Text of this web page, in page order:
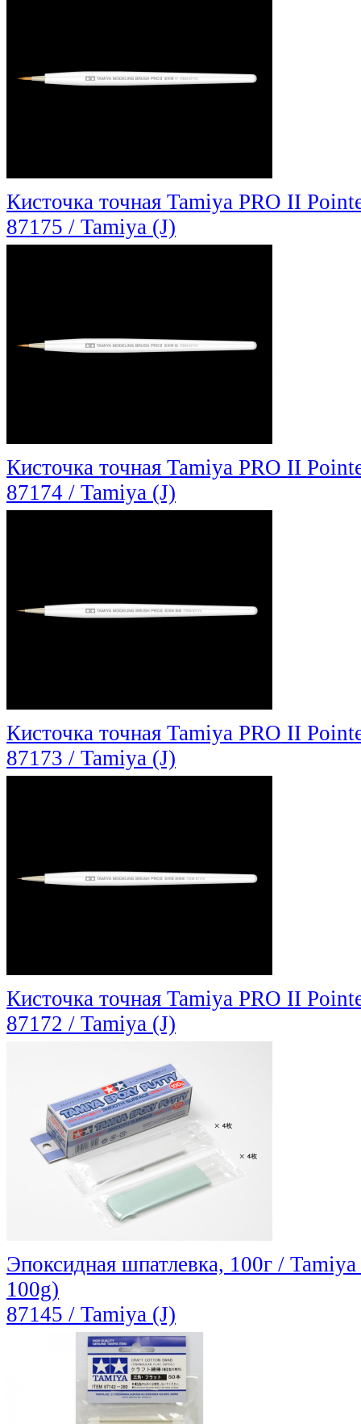
Кисточка точная Tamiya PRO II
87175 / Tamiya (J)
Кисточка точная Tamiya PRO II
87174 / Tamiya (J)
Кисточка точная Tamiya PRO II
87173 / Tamiya (J)
Кисточка точная Tamiya PRO II
87172 / Tamiya (J)
Эпоксидная шпатлевка, 100г /
100g)
87145 / Tamiya (J)